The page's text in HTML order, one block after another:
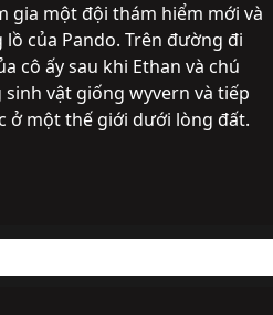
gia một đội thám hiểm mới và
của Pando. Trên đường đi
cô ấy sau khi Ethan và chú
vật giống wyvern và tiếp
ở một thế giới dưới lòng đất.